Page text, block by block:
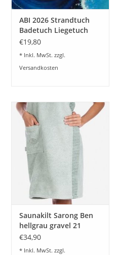
ABI 2026 Strandtuch
Badetuch Liegetuch
Abituch bedruckt ABI
€19,80
* Inkl. MwSt. zzgl.
Versandkosten
Saunakilt Sarong Ben
hellgrau gravel 21
Onesize
€34,90
* Inkl. MwSt. zzgl.